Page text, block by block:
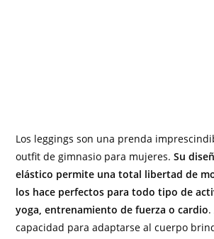
Los leggings son una prenda
outfit de gimnasio para mujeres.Su
elástico permite una total libertad de
los hace perfectos para todo tipo de
yoga, entrenamiento de fuerza o cardio.
capacidad para adaptarse al cuerpo